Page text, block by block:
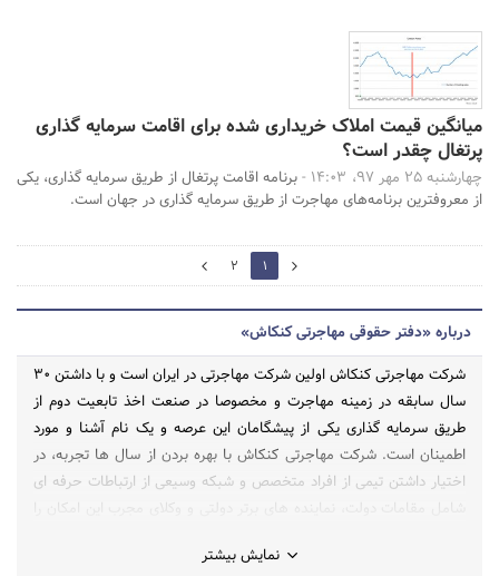
میانگین قیمت املاک خریداری شده برای اقامت سرمایه گذاری
پرتغال چقدر است؟
چهارشنبه 25 مهر 97، 14:03 -
برنامه اقامت پرتغال از طریق سرمایه گذاری، یکی
از معروفترین برنامه‌های مهاجرت از طریق سرمایه گذاری در جهان است.
0
1
2
2
درباره «دفتر حقوقی مهاجرتی کنکاش»
شرکت مهاجرتی کنکاش اولین شرکت مهاجرتی در ایران است و با داشتن ۳۰
سال سابقه در زمینه مهاجرت و مخصوصا در صنعت اخذ تابعیت دوم از
طریق سرمایه گذاری یکی از پیشگامان این عرصه و یک نام آشنا و مورد
اطمینان است. شرکت مهاجرتی کنکاش با بهره بردن از سال ها تجربه، در
اختیار داشتن تیمی از افراد متخصص و شبکه وسیعی از ارتباطات حرفه ای
کاملا امن و قانونی همراهی کند و تجربه دلپذیری را برای آن ها در این امر
نمایش بیشتر